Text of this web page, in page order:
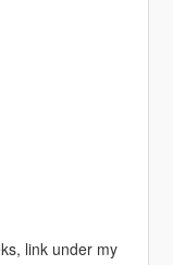
link under my